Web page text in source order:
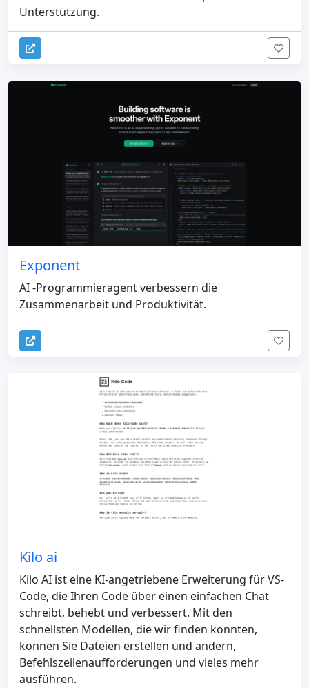
Unterstützung.
Exponent
AI -Programmieragent verbessern die
Zusammenarbeit und Produktivität.
Kilo ai
Kilo AI ist eine KI-angetriebene Erweiterung für VS-
Code, die Ihren Code über einen einfachen Chat
schreibt, behebt und verbessert. Mit den
schnellsten Modellen, die wir finden konnten,
können Sie Dateien erstellen und ändern,
Befehlszeilenaufforderungen und vieles mehr
ausführen.